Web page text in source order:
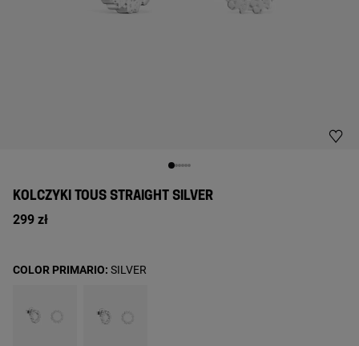
KOLCZYKI TOUS STRAIGHT SILVER
299 zł
COLOR PRIMARIO: SILVER